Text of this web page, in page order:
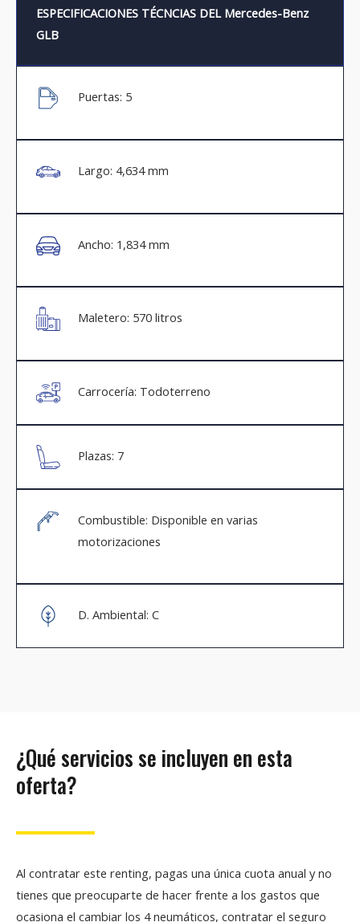
ESPECIFICACIONES TÉCNCIAS DEL Mercedes-Benz
GLB
Puertas: 5
Largo: 4,634 mm
Ancho: 1,834 mm
Maletero: 570 litros
Carrocería: Todoterreno
Plazas: 7
Combustible: Disponible en varias
motorizaciones
D. Ambiental: C
¿Qué servicios se incluyen en esta
oferta?
Al contratar este renting, pagas una única cuota anual y no
tienes que preocuparte de hacer frente a los gastos que
ocasiona el cambiar los 4 neumáticos, contratar el seguro